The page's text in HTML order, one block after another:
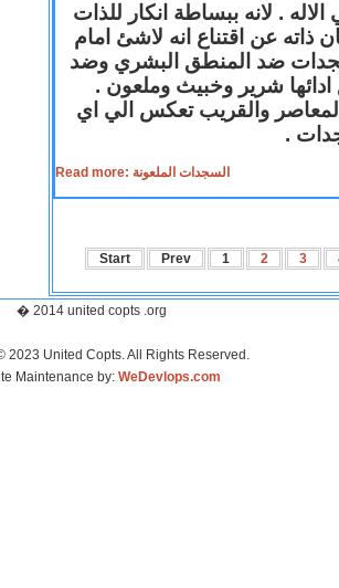
. لانه ببساطة انكار للذات
ذاته عن اقتناع انه لاشئ امام
ضد المنطق البشري وضد
ادائها شرير وخبيث وملعون .
المعاصر والقريب تعكس الي اي
.
Read more: السجدات الملعونة
Start Prev 1 2 3
� 2014 united copts .org
2023 United Copts. All Rights Reserved.
Maintenance by: WeDevlops.com